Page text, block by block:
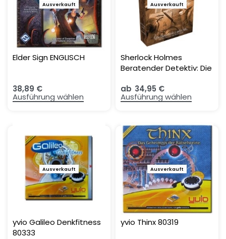
Ausverkauft
Elder Sign ENGLISCH
38,89 €
Ausführung wählen
Ausverkauft
Sherlock Holmes
Beratender Detektiv: Die
andere Fälle
ab 34,95 €
Ausführung wählen
-15%
Ausverkauft
yvio Galileo Denkfitness
80333
Ausverkauft
yvio Thinx 80319